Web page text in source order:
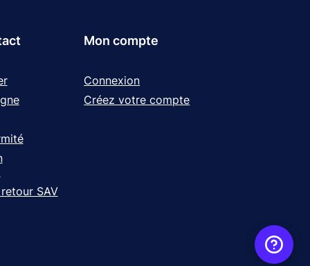
SAV
Mon compte
Connexion
Créez votre compte